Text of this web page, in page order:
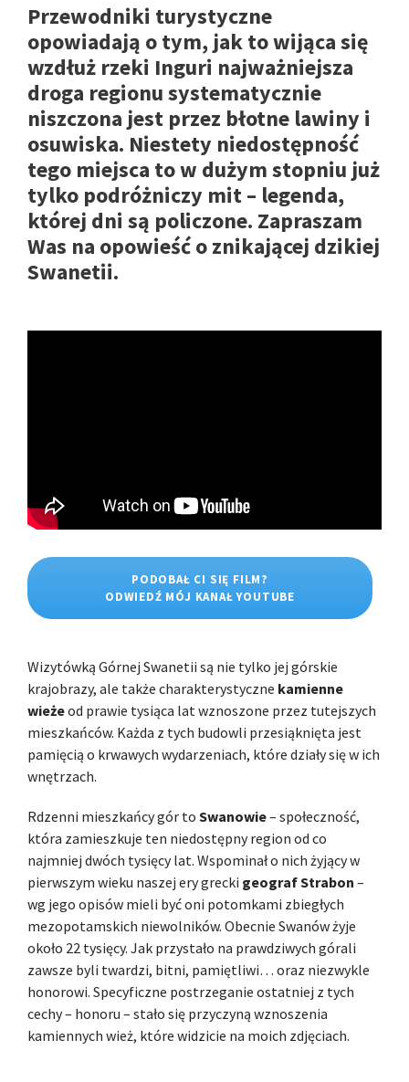
Przewodniki turystyczne
opowiadają o tym, jak towijąca się
wzdłuż rzeki Inguri najważniejsza
droga regionu systematycznie
niszczona jest przez błotne lawiny i
osuwiska. Niestety niedostępność
tego miejsca to w dużym stopniu już
tylko podróżniczy mit – legenda,
której dni są policzone. Zapraszam
Was na opowieść o znikającej dzikiej
Swanetii.
PODOBAŁ CI SIĘ FILM?
ODWIEDŹ MÓJ KANAŁ YOUTUBE
Wizytówką Górnej Swanetii są nie tylko jej górskie
krajobrazy, ale także charakterystyczne kamienne
wieżeod prawie tysiąca lat wznoszone przez tutejszych
mieszkańców. Każda z tych budowli przesiąknięta jest
pamięcią o krwawych wydarzeniach, które działy się w ich
wnętrzach.
Rdzenni mieszkańcy gór to Swanowie– społeczność,
która zamieszkuje ten niedostępny region od co
najmniej dwóch tysięcy lat. Wspominał o nich żyjący w
pierwszym wieku naszej ery grecki geograf Strabon –
wg jego opisów mieli być oni potomkami zbiegłych
mezopotamskich niewolników. Obecnie Swanów żyje
około 22 tysięcy. Jak przystało na prawdziwych górali
zawsze byli twardzi, bitni, pamiętliwi… oraz niezwykle
honorowi. Specyficzne postrzeganie ostatniej z tych
cechy – honoru – stało się przyczyną wznoszenia
kamiennych wież, które widzicie na moich zdjęciach.